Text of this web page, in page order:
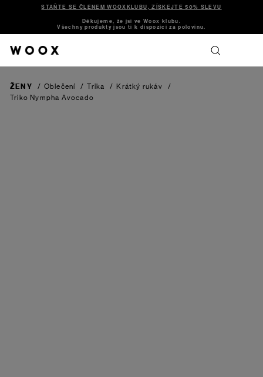
STAŇTE SE ČLENEM WOOXKLUBU, ZÍSKEJTE 50% SLEVU
Děkujeme, že jsi ve Woox klubu.
Všechny produkty jsou ti k dispozici za polovinu.
ŽENY / Oblečení / Trika / Krátký rukáv
/
Triko Nympha Avocado